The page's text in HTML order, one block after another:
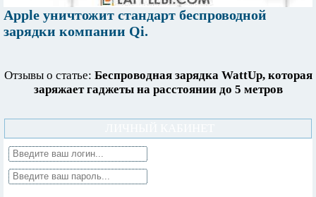
Apple уничтожит стандарт беспроводной
зарядки компании Qi.
Отзывы о статье: Беспроводная зарядка WattUp, которая
заряжает гаджеты на расстоянии до 5 метров